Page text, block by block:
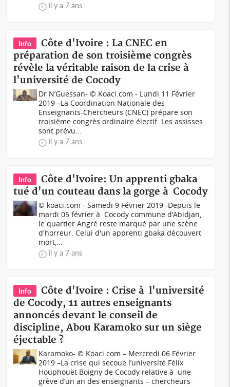
il y a 7 ans
Info
Côte d'Ivoire : La CNEC en
préparation de son troisième congrès
révèle la véritable raison de la crise à
l'université de Cocody
Dr N’Guessan- © Koaci.com - Lundi 11 Février
2019 –La Coordination Nationale des
Enseignants-Chercheurs (CNEC) prépare son
troisième congrès ordinaire électif. Les assisses
sont prévu...
il y a 7 ans
Info
Côte d'Ivoire: Un apprenti gbaka
tué d'un couteau dans la gorge à Cocody
© koaci.com - Samedi 9 Février 2019 -Depuis le
mardi 05 février à Cocody commune d'Abidjan,
le quartier Angré reste marqué par une scène
d'horreur. Celui d'un apprenti gbaka découvert
mort,...
il y a 7 ans
Info
Côte d'Ivoire : Crise à l'université
de Cocody, 11 autres enseignants
annoncés devant le conseil de
discipline, Abou Karamoko sur un siège
éjectable ?
Karamoko- © Koaci.com – Mercredi 06 Février
2019 –La crise qui secoue l’université Félix
Houphouët Boigny de Cocody relative à une
grève d’un an des enseignants – chercheurs